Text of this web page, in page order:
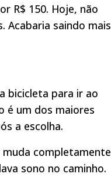
R$ 150. Hoje, não
Acabaria saindo mais
bicicleta para ir ao
é um dos maiores
a escolha.
completamente
sono no caminho.